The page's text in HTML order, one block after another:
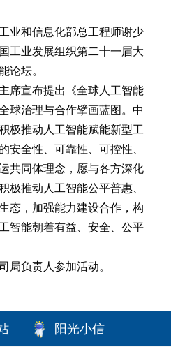
业和信息化部总工程师谢少
工业发展组织第二十一届大
论坛。
席宣布提出《全球人工智能
球治理与合作擘画蓝图。中
极推动人工智能赋能新型工
安全性、可靠性、可控性、
共同体理念，愿与各方深化
极推动人工智能公平普惠、
态，加强能力建设合作，构
智能朝着有益、安全、公平
局负责人参加活动。
阳光小信